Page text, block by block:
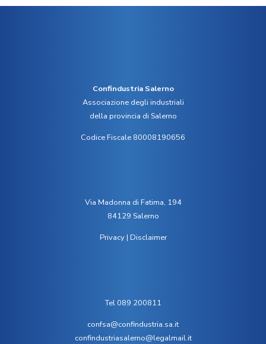
Confindustria Salerno
Associazione degli industriali
della provincia di Salerno
Codice Fiscale 80008190656
Via Madonna di Fatima, 194
84129 Salerno
Privacy| Disclaimer
Tel 089 200811
confsa@confindustria.sa.it
confindustriasalerno@legalmail.it